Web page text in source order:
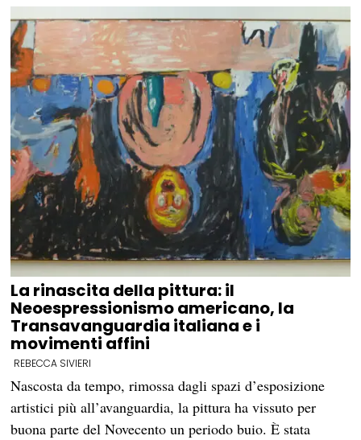
La rinascita della pittura: il
Neoespressionismo americano, la
Transavanguardia italiana e i
movimenti affini
REBECCA SIVIERI
Nascosta da tempo, rimossa dagli spazi d’esposizione
artistici più all’avanguardia, la pittura ha vissuto per
buona parte del Novecento un periodo buio. È stata